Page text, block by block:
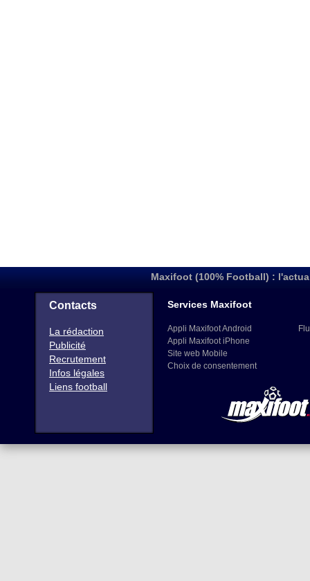
Maxifoot (100% Football) :
Contacts
La rédaction
Publicité
Recrutement
Infos légales
Liens football
Services Maxifoot
Appli Maxifoot Android
Appli Maxifoot iPhone
Site web Mobile
Choix de consentement